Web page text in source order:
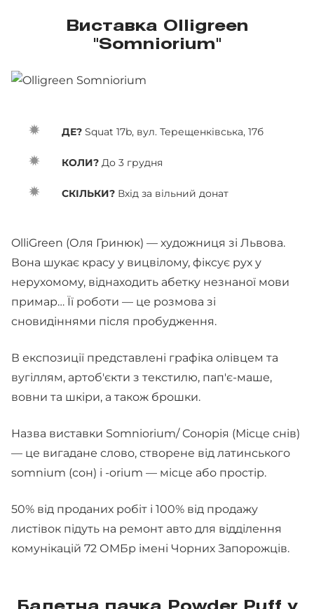
Виставка Olligreen
"Somniorium"
ДЕ? Squat 17b, вул. Терещенківська, 17б
КОЛИ? До 3 грудня
СКІЛЬКИ? Вхід за вільний донат
OlliGreen (Оля Гринюк) — художниця зі Львова.
Вона шукає красу у вицвілому, фіксує рух у
нерухомому, віднаходить абетку незнаної мови
примар… Її роботи — це розмова зі
сновидіннями після пробудження.
В експозиції представлені графіка олівцем та
вугіллям, артоб'єкти з текстилю, пап'є-маше,
вовни та шкіри, а також брошки.
Назва виставки Somniorium/ Сонорія (Місце снів)
— це вигадане слово, створене від латинського
somnium (сон) і -orium — місце або простір.
50% від проданих робіт і 100% від продажу
листівок підуть на ремонт авто для відділення
комунікацій 72 ОМБр імені Чорних Запорожців.